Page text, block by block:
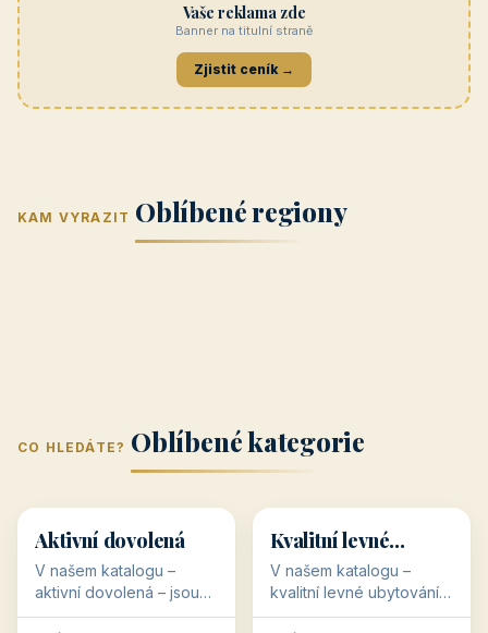
Vaše reklama zde
Banner na titulní straně
Zjistit ceník →
KAM VYRAZIT Oblíbené regiony
(Jihomoravský
kraj)
kraj)
Zlínský kraj Žilinský
Karlovarský
Střední Čechy
(Středočeský
CO HLEDÁTE? Oblíbené kategorie
🥾 36 objektů
Aktivní dovolená
V našem katalogu –
aktivní dovolená – jsou
pro Vás připraveny
💰
💰
34 objektů
Kvalitní levné
ubytování
V našem katalogu –
kvalitní levné ubytování –
jsou pro Vás připraveny